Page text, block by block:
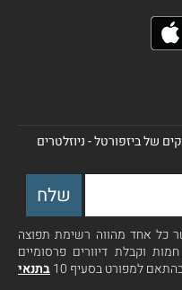
של ביזפורטל - ניוזלטרים
כל אחד מהווה רשימת תפוצה
וקבלת דיוורים פרסומיים
למפורט בסעיף 10
בתנאי